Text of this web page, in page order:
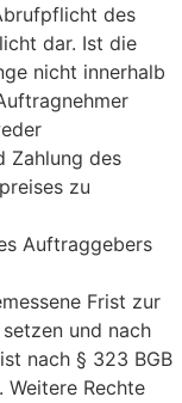
des
dar. Ist die
nicht innerhalb
Zahlung des
zu
Auftraggebers
Frist zur
und nach
nach § 323 BGB
Rechte